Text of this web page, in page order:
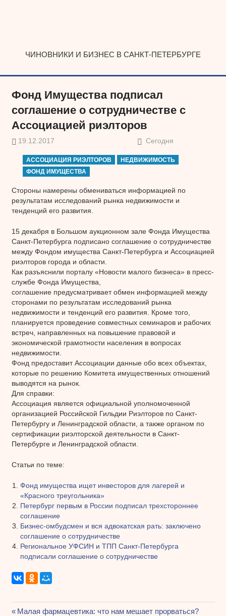
ЧИНОВНИКИ И БИЗНЕС В САНКТ-ПЕТЕРБУРГЕ
Фонд Имущества подписал
соглашение о сотрудничестве с
Ассоциацией риэлторов
19.12.2017 Сегодня
АССОЦИАЦИЯ РИЭЛТОРОВ
НЕДВИЖИМОСТЬ
ФОНД ИМУЩЕСТВА
Стороны намерены обмениваться информацией по
результатам исследований рынка недвижимости и
тенденций его развития.
15 декабря в Большом аукционном зале Фонда Имущества
Санкт-Петербурга подписано соглашение о сотрудничестве
между Фондом имущества Санкт-Петербурга и Ассоциацией
риэлторов города и области.
Как разъяснили порталу «Новости малого бизнеса» в пресс-
службе Фонда Имущества,
соглашение предусматривает обмен информацией между
сторонами по результатам исследований рынка
недвижимости и тенденций его развития. Кроме того,
планируется проведение совместных семинаров и рабочих
встреч, направленных на повышение правовой и
экономической грамотности населения в вопросах
недвижимости.
Фонд предоставит Ассоциации данные обо всех объектах,
которые по решению Комитета имущественных отношений
выводятся на рынок.
Для справки:
Ассоциация является официальной уполномоченной
организацией Российской Гильдии Риэлторов по Санкт-
Петербургу и Ленинградской области, а также органом по
сертификации риэлторской деятельности в Санкт-
Петербурге и Ленинградской области.
Статьи по теме:
Фонд имущества ищет инвесторов для лагерей и
«Красного треугольника»
Петербург первым в России подписал трехстороннее
соглашение
Бизнес-омбудсмен и вся адвокатская рать: заключено
соглашение о сотрудничестве
Региональное УФСИН и ТПП Санкт-Петербурга
подписали соглашение о сотрудничестве
Предыдущая
Малая фармацевтика: что нам мешает прорваться?